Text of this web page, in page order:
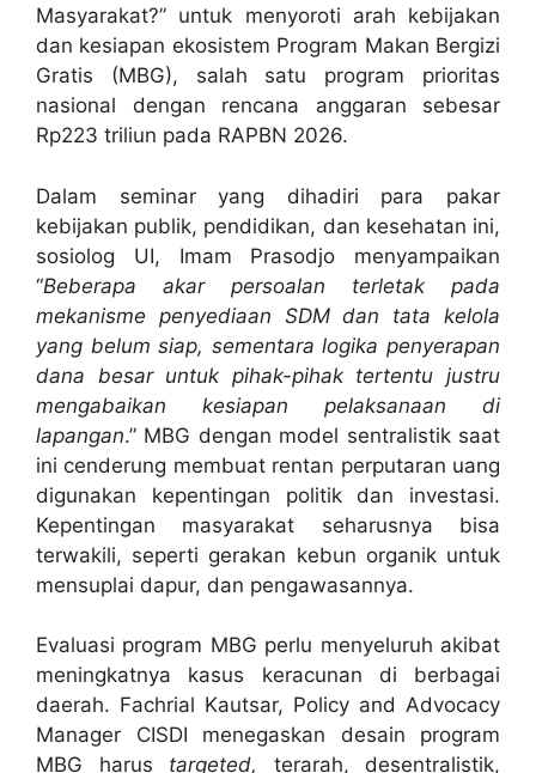
Masyarakat?” untuk menyoroti arah kebijakan
dan kesiapan ekosistem Program Makan Bergizi
Gratis (MBG), salah satu program prioritas
nasional dengan rencana anggaran sebesar
Rp223 triliun pada RAPBN 2026.
Dalam seminar yang dihadiri para pakar
kebijakan publik, pendidikan, dan kesehatan ini,
sosiolog UI, Imam Prasodjo menyampaikan
“Beberapa akar persoalan terletak pada
mekanisme penyediaan SDM dan tata kelola
yang belum siap, sementara logika penyerapan
dana besar untuk pihak-pihak tertentu justru
mengabaikan kesiapan pelaksanaan di
lapangan.” MBG dengan model sentralistik saat
ini cenderung membuat rentan perputaran uang
digunakan kepentingan politik dan investasi.
Kepentingan masyarakat seharusnya bisa
terwakili, seperti gerakan kebun organik untuk
mensuplai dapur, dan pengawasannya.
Evaluasi program MBG perlu menyeluruh akibat
meningkatnya kasus keracunan di berbagai
daerah. Fachrial Kautsar, Policy and Advocacy
Manager CISDI menegaskan desain program
MBG harus targeted, terarah, desentralistik,